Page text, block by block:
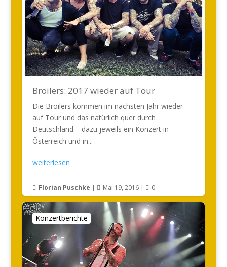
Broilers: 2017 wieder auf Tour
Die Broilers kommen im nächsten Jahr wieder
auf Tour und das natürlich quer durch
Deutschland – dazu jeweils ein Konzert in
Österreich und in...
weiterlesen
 Florian Puschke |  Mai 19, 2016|  0
Konzertberichte